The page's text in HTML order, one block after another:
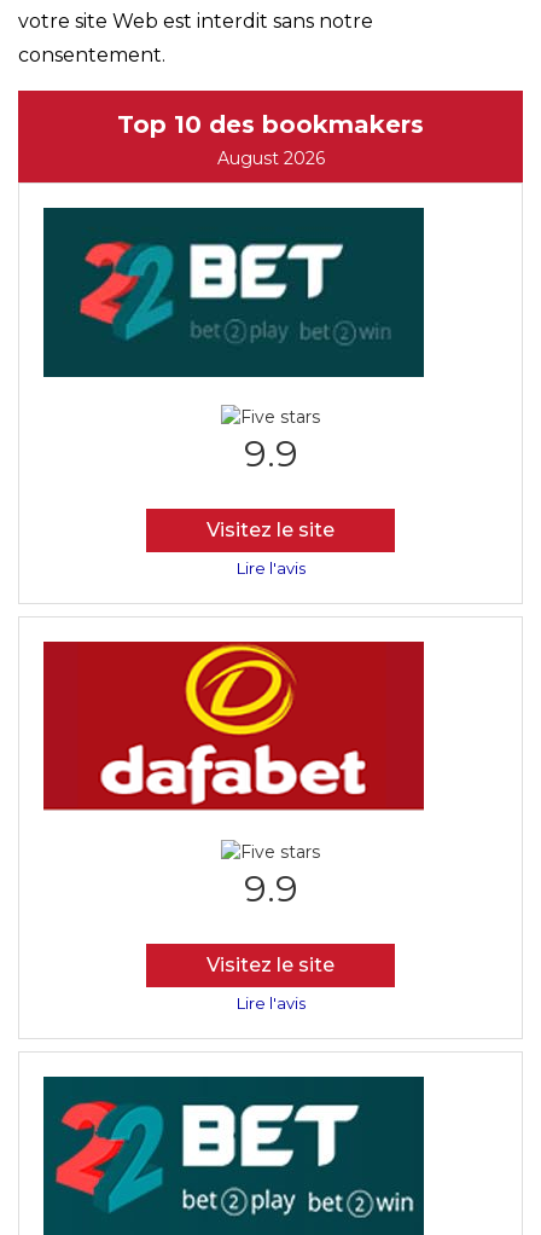
votre site Web est interdit sans notre
consentement.
Top 10 des bookmakers
August 2026
9.9
Visitez le site
Lire l'avis
9.9
Visitez le site
Lire l'avis